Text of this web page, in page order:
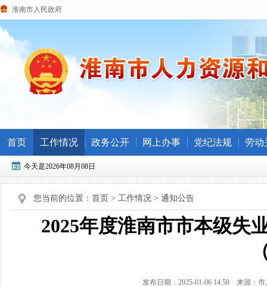
淮南市人民政府
首页 工作情况 政务公开 网上办事 党纪法规 劳动
今天是2026年08月08日
您当前的位置： 首页 > 工作情况 > 通知公告
2025年度淮南市市本级失
发布日期：2025-01-06 14:58 来源：市